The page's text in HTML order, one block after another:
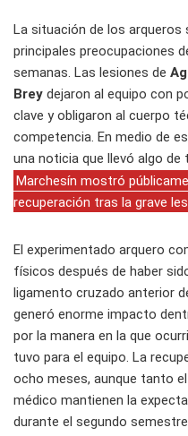
La situación de los
principales preocupaciones
semanas. Las lesiones de
Brey dejaron al equipo con
clave y obligaron al cuerpo
competencia. En medio de
una noticia que llevó algo de
Marchesín mostró
recuperación tras la grave
El experimentado arquero
físicos después de haber
ligamento cruzado anterior
generó enorme impacto
por la manera en la que
tuvo para el equipo. La
ocho meses, aunque tanto
médico mantienen la
durante el segundo